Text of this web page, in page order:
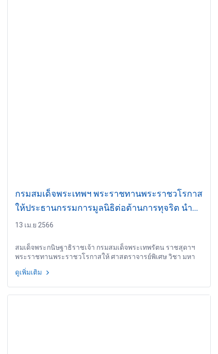
กรมสมเด็จพระเทพฯ พระราชทานพระราชวโรกาส
ให้ประธานกรรมการมูลนิธิต่อต้านการทุจริต นำ
คณะกรรมการมูลนิธิฯ และคณะองค์กรผู้สนับสนุน
ถวายพระพรชัยมงคล
13 เม.ย 2566
สมเด็จพระกนิษฐาธิราชเจ้า กรมสมเด็จพระเทพรัตน ราชสุดาฯ
พระราชทานพระราชวโรกาสให้ ศาสตราจารย์พิเศษ วิชา มหา
มูลนิธิฯ และคณะองค์กรผู้สนับสนุนการจัดการแข่งขันวิ่งการกุศล
ดูเพิ่มเติม